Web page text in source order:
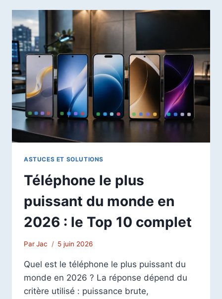
EN
2026
LIMITES
CONSEILS
AVANT
DE
CHOISIR
ASTUCES ET SOLUTIONS
Téléphone le plus
puissant du monde en
2026 : le Top 10 complet
ParJac 5 juin 2026
Quel est le téléphone le plus puissant du
monde en 2026 ? La réponse dépend du
critère utilisé : puissance brute,